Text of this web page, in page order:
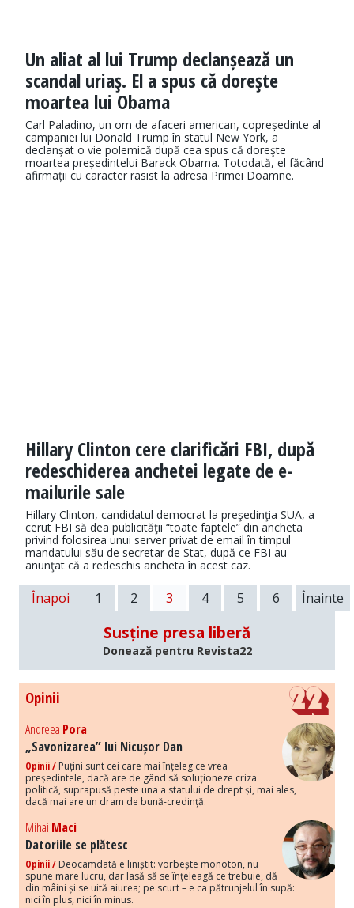
Un aliat al lui Trump declanșează un
scandal uriaş. El a spus că doreşte
moartea lui Obama
Carl Paladino, un om de afaceri american, copreședinte al
campaniei lui Donald Trump în statul New York, a
declanșat o vie polemică după cea spus că doreşte
moartea președintelui Barack Obama. Totodată, el făcând
afirmații cu caracter rasist la adresa Primei Doamne.
Hillary Clinton cere clarificări FBI, după
redeschiderea anchetei legate de e-
mailurile sale
Hillary Clinton, candidatul democrat la preşedinţia SUA, a
cerut FBI să dea publicităţii “toate faptele” din ancheta
privind folosirea unui server privat de email în timpul
mandatului său de secretar de Stat, după ce FBI au
anunţat că a redeschis ancheta în acest caz.
Înapoi 1 2 3 4 5 6 Înainte
Susține presa liberă
Donează pentru Revista22
Opinii
Andreea Pora
„Savonizarea” lui Nicușor Dan
Opinii / Puțini sunt cei care mai înțeleg ce vrea
președintele, dacă are de gând să soluționeze criza
politică, suprapusă peste una a statului de drept și, mai ales,
dacă mai are un dram de bună-credință.
Mihai Maci
Datoriile se plătesc
Opinii / Deocamdată e liniștit: vorbește monoton, nu
spune mare lucru, dar lasă să se înțeleagă ce trebuie, dă
din mâini și se uită aiurea; pe scurt – e ca pătrunjelul în supă:
nici în plus, nici în minus.